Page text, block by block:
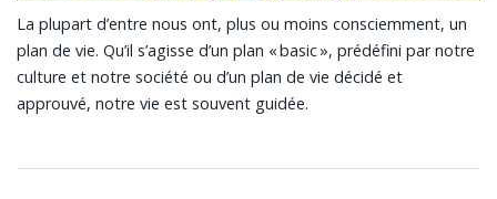
La plupart d’entre nous ont, plus ou moins consciemment, un
plan de vie. Qu’il s’agisse d’un plan « basic », prédéfini par notre
culture et notre société ou d’un plan de vie décidé et
approuvé, notre vie est souvent guidée.